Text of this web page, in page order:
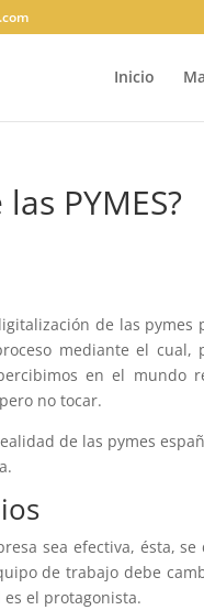
Inicio
PYMES?
de las
mediante el
en el mundo
no tocar.
de las pymes
sea efectiva, ésta,
de trabajo debe
el protagonista.